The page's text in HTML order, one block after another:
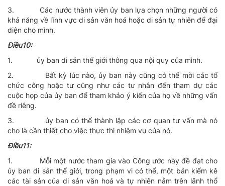
3.Các nước thành viên ủy ban lựa chọn những người có
khả năng về lĩnh vực di sản văn hoá hoặc di sản tự nhiên để đại
diện cho mình.
Ðiều10:
1. ủy ban di sản thế giới thông qua nội quy của mình.
2. Bất kỳ lúc nào, ủy ban này cũng có thể mời các tổ
chức công hoặc tư cũng như các tư nhân đến tham dự các
cuộc họp của ủy ban để tham khảo ý kiến của họ về những vấn
đề riêng.
3. ủy ban có thể thành lập các cơ quan tư vấn mà nó
cho là cần thiết cho việc thực thi nhiệm vụ của nó.
Ðiều11:
1. Mỗi một nước tham gia vào Công ước này đề đạt cho
ủy ban di sản thế giới, trong phạm vi có thể, một bản kiểm kê
các tài sản của di sản văn hoá và tự nhiên nằm trên lãnh thổ